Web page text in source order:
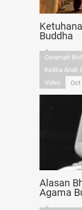
Buddha
Ceramah
Ketika Anak
Video
Oct
Alasan
Agama